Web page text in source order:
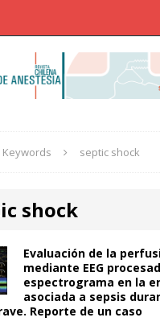
Keywords septic shock
shock
Evaluación de la
mediante EEG
espectrograma en la
asociada a sepsis
Reporte de un caso